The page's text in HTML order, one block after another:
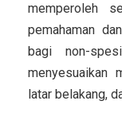
memperoleh
pemahaman
bagi non-
menyesuaikan
latar belakang,